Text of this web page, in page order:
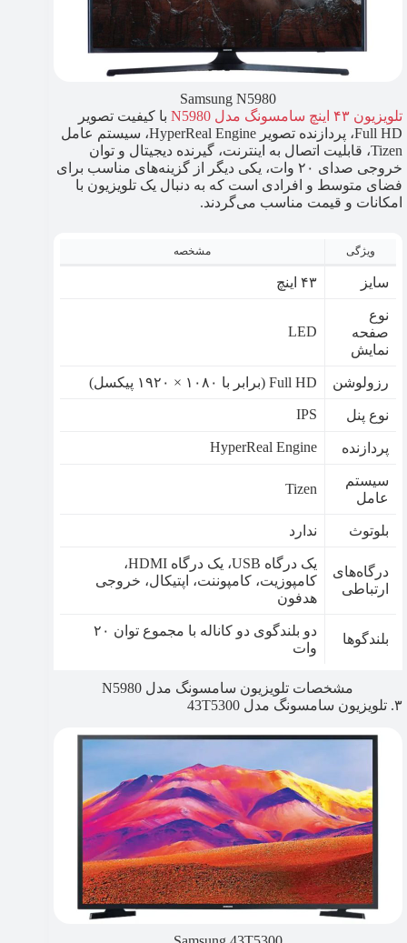
Samsung N5980
تلویزیون ۴۳ اینچ سامسونگ مدل N5980
با کیفیت تصویر
Full HD، پردازنده تصویر HyperReal Engine، سیستم عامل
Tizen، قابلیت اتصال به اینترنت، گیرنده دیجیتال و توان
خروجی صدای ۲۰ وات، یکی دیگر از گزینه‌های مناسب برای
فضای متوسط و افرادی است که به دنبال یک تلویزیون با
امکانات و قیمت مناسب می‌گردند.
ویژگی مشخصه
سایز ۴۳ اینچ
نوع
صفحه
نمایش
LED
رزولوشن Full HD (برابر با ۱۰۸۰ × ۱۹۲۰ پیکسل)
نوع پنل IPS
پردازنده HyperReal Engine
سیستم
عامل
Tizen
بلوتوث ندارد
درگاه‌های
ارتباطی
یک درگاه USB، یک درگاه HDMI،
کامپوزیت، کامپوننت، اپتیکال، خروجی
هدفون
بلندگوها
دو بلندگوی دو کاناله با مجموع توان ۲۰
وات
مشخصات تلویزیون سامسونگ مدل N5980
۳. تلویزیون سامسونگ مدل 43T5300